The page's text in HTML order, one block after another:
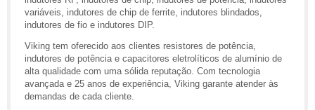
variáveis, indutores de chip de ferrite, indutores blindados,
indutores de fio e indutores DIP.
Viking tem oferecido aos clientes resistores de potência,
indutores de potência e capacitores eletrolíticos de alumínio de
alta qualidade com uma sólida reputação. Com tecnologia
avançada e 25 anos de experiência, Viking garante atender às
demandas de cada cliente.